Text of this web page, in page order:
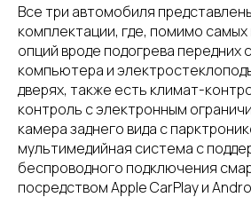
Все три автомобиля
комплектации, где, помимо
опций вроде подогрева передних
компьютера и
дверях, также есть климат-
контроль с электронным
камера заднего вида с
мультимедийная система с
беспроводного подключения
посредством Apple CarPlay и